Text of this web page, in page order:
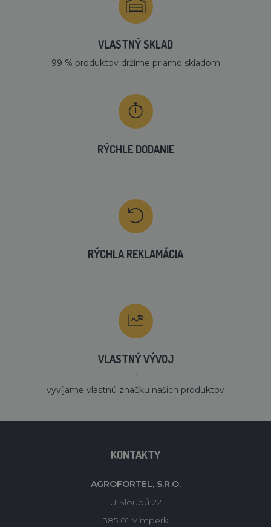
VLASTNÝ SKLAD
99 % produktov držíme priamo skladom
RÝCHLE DODANIE
RÝCHLA REKLAMÁCIA
VLASTNÝ VÝVOJ
´
vyvíjame vlastnú značku našich produktov
KONTAKTY
AGROFORTEL, S.R.O.
U Sloupů 22
385 01 Vimperk